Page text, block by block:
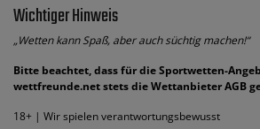
Wichtiger Hinweis
„Wetten kann Spaß, aber auch süchtig machen!“
Bitte beachtet, dass für die Sportwetten-
wettfreunde.net stets die Wettanbieter AGB
18+ | Wir spielen verantwortungsbewusst